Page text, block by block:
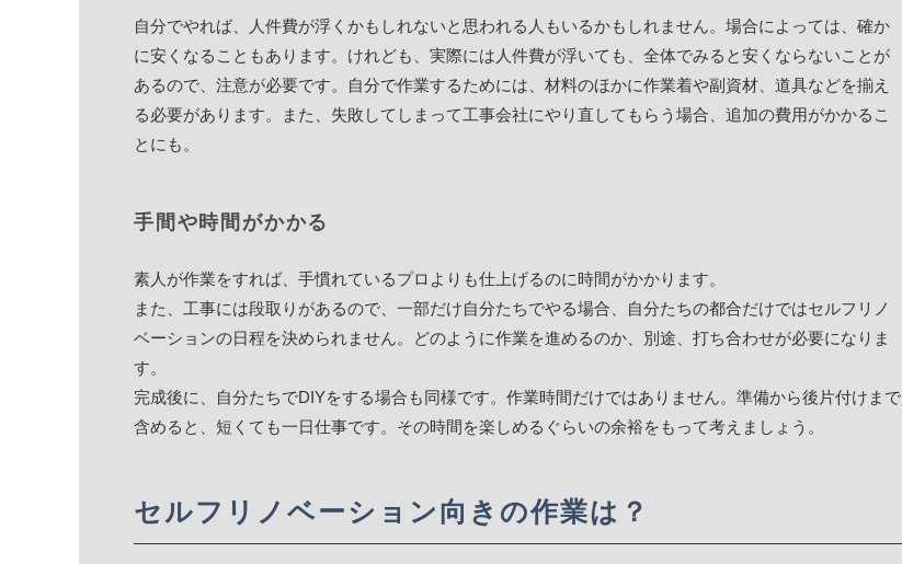
自分でやれば、人件費が浮くかもしれないと思われる人もいるかもしれません。場合によっては、確か
に安くなることもあります。けれども、実際には人件費が浮いても、全体でみると安くならないことが
あるので、注意が必要です。自分で作業するためには、材料のほかに作業着や副資材、道具などを揃え
る必要があります。また、失敗してしまって工事会社にやり直してもらう場合、追加の費用がかかるこ
とにも。
手間や時間がかかる
素人が作業をすれば、手慣れているプロよりも仕上げるのに時間がかかります。
また、工事には段取りがあるので、一部だけ自分たちでやる場合、自分たちの都合だけではセルフリノ
ベーションの日程を決められません。どのように作業を進めるのか、別途、打ち合わせが必要になりま
す。
完成後に、自分たちでDIYをする場合も同様です。作業時間だけではありません。準備から後片付けまで
含めると、短くても一日仕事です。その時間を楽しめるぐらいの余裕をもって考えましょう。
セルフリノベーション向きの作業は？